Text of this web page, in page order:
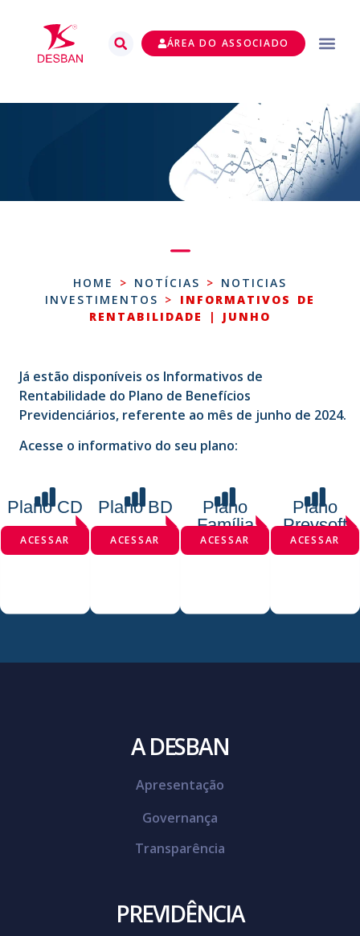
ÁREA DO ASSOCIADO
HOME > NOTÍCIAS > NOTICIAS
INVESTIMENTOS > INFORMATIVOS DE
RENTABILIDADE | JUNHO
Já estão disponíveis os Informativos de
Rentabilidade do Plano de Benefícios
Previdenciários, referente ao mês de junho de 2024.
Acesse o informativo do seu plano:
Plano CD
ACESSAR
Plano BD
ACESSAR
Plano
Família
INSTITUÍDO
ACESSAR
Plano
Prevsoft
SETORIAL
ACESSAR
A DESBAN
Apresentação
Governança
Transparência
PREVIDÊNCIA